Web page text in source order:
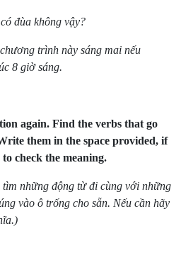
đùa không vậy?
trình này sáng mai nếu
8 giờ sáng.
again. Find the verbs that go
them in the space provided, if
check the meaning.
những động từ đi cùng với những
vào ô trống cho sẵn. Nếu cần hãy